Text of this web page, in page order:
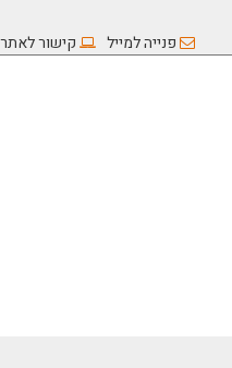
פנייה למייל קישור לאתר